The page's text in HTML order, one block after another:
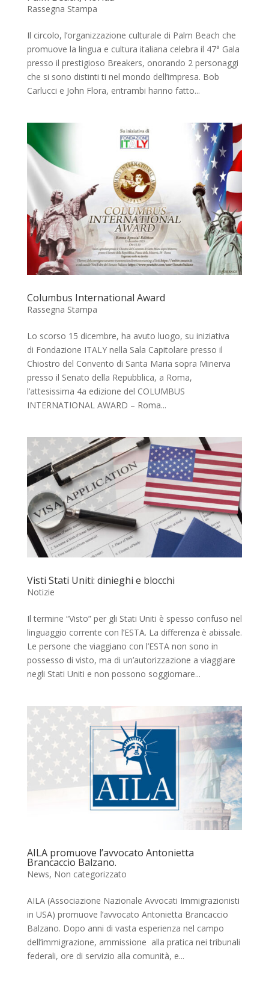
Rassegna Stampa
Il circolo, l’organizzazione culturale di Palm Beach che
promuove la lingua e cultura italiana celebra il 47° Gala
presso il prestigioso Breakers, onorando 2 personaggi
che si sono distinti ti nel mondo dell’impresa. Bob
Carlucci e John Flora, entrambi hanno fatto...
Columbus International Award
Rassegna Stampa
Lo scorso 15 dicembre, ha avuto luogo, su iniziativa
di Fondazione ITALY nella Sala Capitolare presso il
Chiostro del Convento di Santa Maria sopra Minerva
presso il Senato della Repubblica, a Roma,
l’attesissima 4a edizione del COLUMBUS
INTERNATIONAL AWARD – Roma...
Visti Stati Uniti: dinieghi e blocchi
Notizie
Il termine “Visto” per gli Stati Uniti è spesso confuso nel
linguaggio corrente con l’ESTA. La differenza è abissale.
Le persone che viaggiano con l’ESTA non sono in
possesso di visto, ma di un’autorizzazione a viaggiare
negli Stati Uniti e non possono soggiornare...
AILA promuove l’avvocato Antonietta
Brancaccio Balzano.
News, Non categorizzato
AILA (Associazione Nazionale Avvocati Immigrazionisti
in USA) promuove l’avvocato Antonietta Brancaccio
Balzano. Dopo anni di vasta esperienza nel campo
dell’immigrazione, ammissione alla pratica nei tribunali
federali, ore di servizio alla comunità, e...